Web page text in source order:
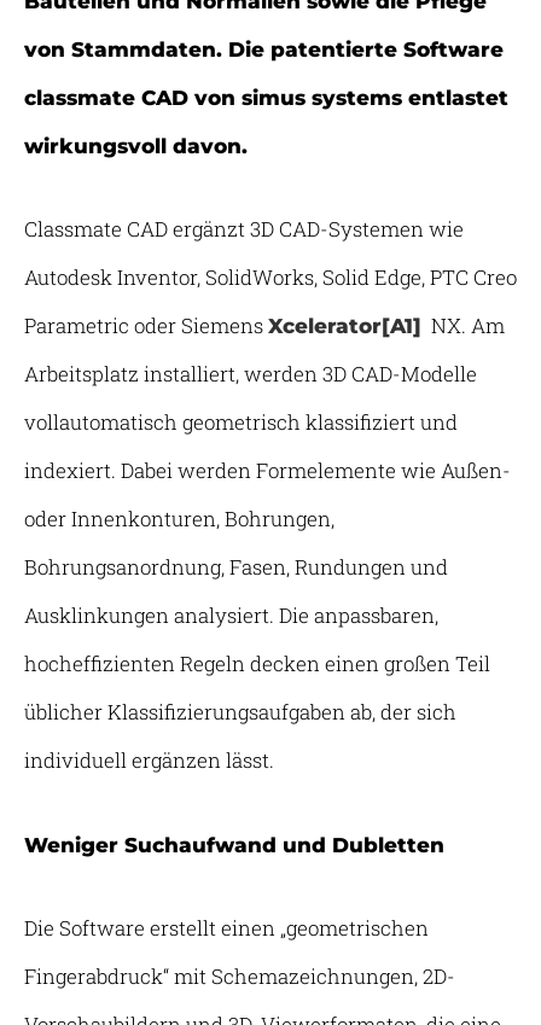
von Stammdaten. Die patentierte Software
classmate CAD von simus systems entlastet
wirkungsvoll davon.
Classmate CAD ergänzt 3D CAD-Systemen wie
Autodesk Inventor, SolidWorks, Solid Edge, PTC Creo
Parametric oder Siemens Xcelerator[A1] NX. Am
Arbeitsplatz installiert, werden 3D CAD-Modelle
vollautomatisch geometrisch klassifiziert und
indexiert. Dabei werden Formelemente wie Außen-
oder Innenkonturen, Bohrungen,
Bohrungsanordnung, Fasen, Rundungen und
Ausklinkungen analysiert. Die anpassbaren,
hocheffizienten Regeln decken einen großen Teil
üblicher Klassifizierungsaufgaben ab, der sich
individuell ergänzen lässt.
Weniger Suchaufwand und Dubletten
Die Software erstellt einen „geometrischen
Fingerabdruck“ mit Schemazeichnungen, 2D-